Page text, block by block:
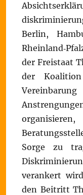
Berlin,
der Freistaat
der
Sorge zu
verankert
den Beitritt